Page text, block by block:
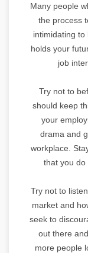
Many people
the process
intimidating
holds your
job
Try not to
should keep
your
drama and
workplace.
that you do
Try not to
market and
seek to
out there
more people